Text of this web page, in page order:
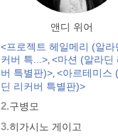
앤디 위어
<프로젝트 헤일메리 (알라
커버 특...>, <마션 (알라딘
버 특별판)>, <아르테미스
딘 리커버 특별판)>
2.구병모
3.히가시노 게이고